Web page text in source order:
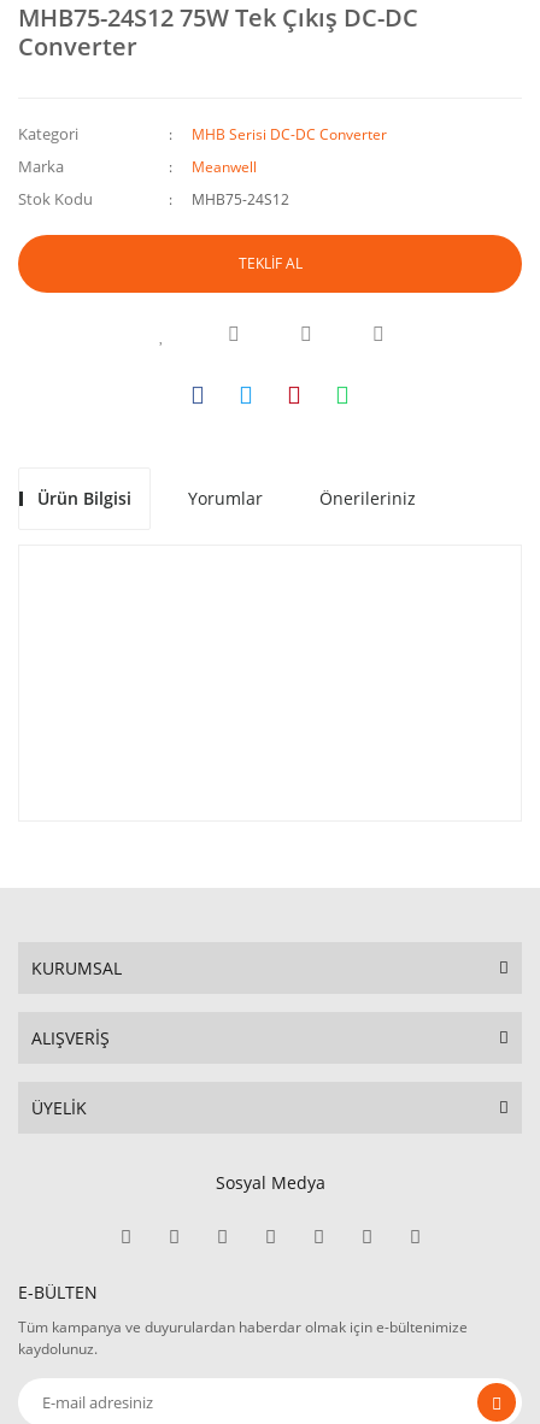
MHB75-24S12 75W Tek Çıkış DC-DC
Converter
Kategori MHB Serisi DC-DC Converter
Marka Meanwell
Stok Kodu MHB75-24S12
TEKLİF AL
Ürün Bilgisi Yorumlar Önerileriniz
KURUMSAL
ALIŞVERİŞ
ÜYELİK
Sosyal Medya
E-BÜLTEN
Tüm kampanya ve duyurulardan haberdar olmak için e-bültenimize
kaydolunuz.